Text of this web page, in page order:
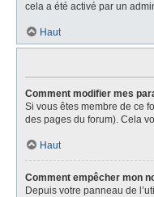
cela a été activé par un
Haut
Comment modifier mes
Si vous êtes membre de ce
des pages du forum). Cela
Haut
Comment empêcher mon
Depuis votre panneau de